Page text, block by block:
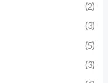
(2)
(3)
(5)
(3)